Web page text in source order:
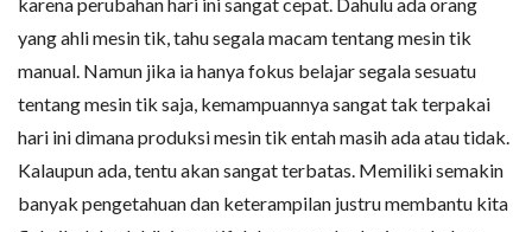
yang ahli mesin tik, tahu segala macam tentang mesin tik
manual. Namun jika ia hanya fokus belajar segala sesuatu
tentang mesin tik saja, kemampuannya sangat tak terpakai
hari ini dimana produksi mesin tik entah masih ada atau tidak.
Kalaupun ada, tentu akan sangat terbatas. Memiliki semakin
banyak pengetahuan dan keterampilan justru membantu kita